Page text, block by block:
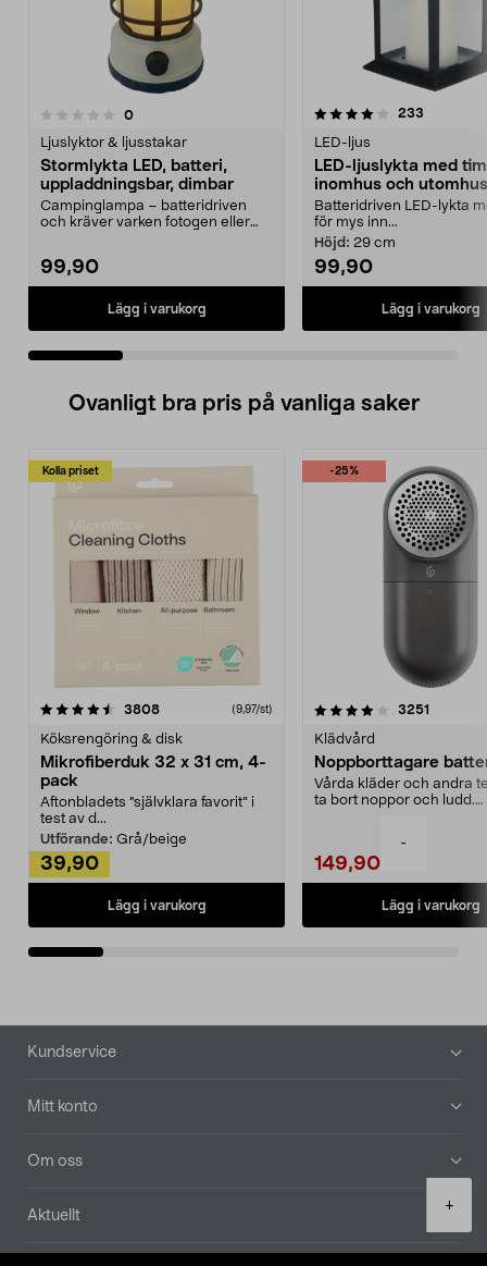
-
+
0recensioner
Ljuslyktor & ljusstakar
Stormlykta LED, batteri,
uppladdningsbar, dimbar
Campinglampa – batteridriven
och kräver varken fotogen eller
99,90
Lägg i varukorg
4.0 av 5 stjärnor 233
LED-ljus
LED-ljuslykta med
inomhus och
Batteridriven LED-lykta
för mys inn...
Höjd: 29 cm
99,90
Lägg i varukorg
4.0 av 5 stjärnor
Ovanligt bra pris på vanliga saker
Kolla priset
3808recensioner (9,97/st)
Köksrengöring & disk
Mikrofiberduk 32 x 31 cm, 4-
pack
Aftonbladets "självklara favorit” i
test av d...
Utförande: Grå/beige
39,90
Lägg i varukorg
-25%
4.0av 5 stjärnor 3251
Klädvård
Noppborttagare
Vårda kläder och andra
ta bort noppor och ludd.
149,90
Lägg i varukorg
4.5av 5 stjärnor
Sidfot
Kundservice
Mitt konto
Om oss
Aktuellt